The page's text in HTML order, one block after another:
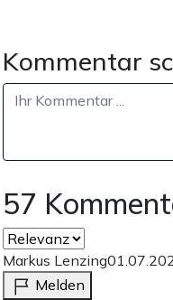
Kommentar
57
Markus Lenzing
Melden